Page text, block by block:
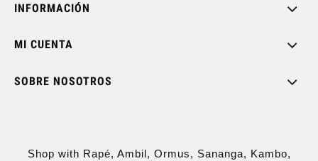
INFORMACIÓN
MI CUENTA
SOBRE NOSOTROS
Shop with Rapé, Ambil, Ormus, Sananga, Kambo,